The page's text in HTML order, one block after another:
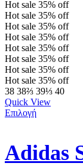
Hot sale 35% off
Hot sale 35% off
Hot sale 35% off
Hot sale 35% off
Hot sale 35% off
Hot sale 35% off
Hot sale 35% off
Hot sale 35% off
38 38⅔ 39⅓ 40
Quick View
Επιλογή